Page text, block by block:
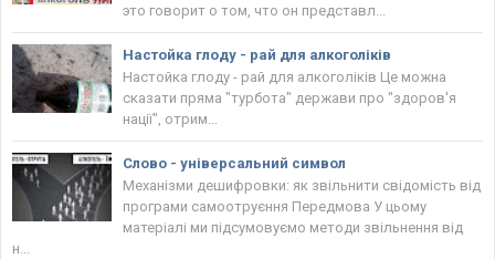
это говорит о том, что он представл...
Настойка глоду - рай для алкоголіків
Настойка глоду - рай для алкоголіків Це можна
сказати пряма "турбота" держави про "здоров'я
нації", отрим...
Слово - універсальний символ
Механізми дешифровки: як звільнити свідомість від
програми самоотруєння Передмова У цьому
матеріалі ми підсумовуємо методи звільнення від
н...